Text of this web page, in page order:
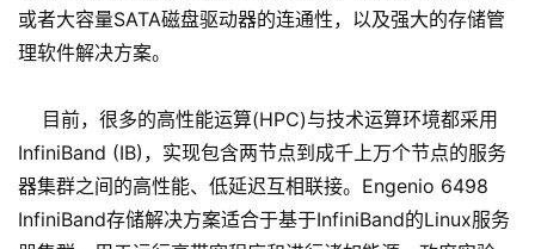
或者大容量SATA磁盘驱动器的连通性，以及强大的存储管
理软件解决方案。
目前，很多的高性能运算(HPC)与技术运算环境都采用
InfiniBand (IB)，实现包含两节点到成千上万个节点的服务
器集群之间的高性能、低延迟互相联接。Engenio 6498
InfiniBand存储解决方案适合于基于InfiniBand的Linux服务